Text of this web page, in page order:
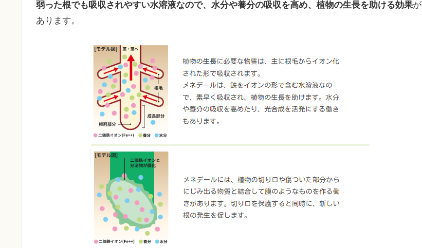
弱った根でも吸収されやすい水溶液なので、水分や養分の吸収を高め、植物の生長を助ける効果が
あります。